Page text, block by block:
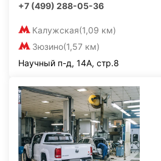
+7 (499) 288-05-36
Калужская(1,09 км)
Зюзино(1,57 км)
Научный п-д, 14А, стр.8